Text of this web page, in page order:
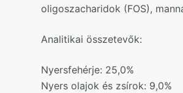
oligoszacharidok (FOS),
Analitikai összetevők:
Nyersfehérje: 25,0%
Nyers olajok és zsírok: 9,0%